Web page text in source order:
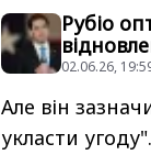
Рубіо
02.06.26,
Але він
укласти угоду".